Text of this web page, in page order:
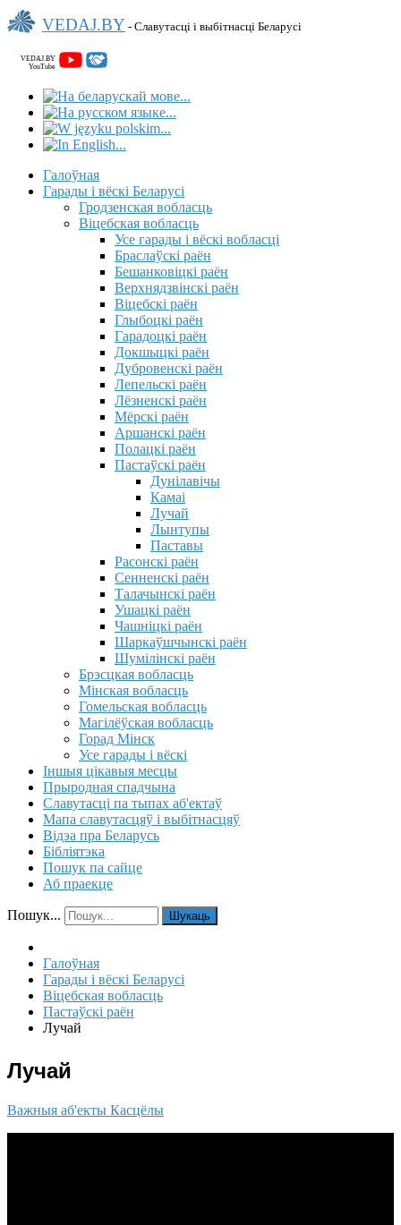
VEDAJ.BY - Славутасці і выбітнасці Беларусі
VEDAJ.BY
YouTube
Галоўная
Гарады і вёскі Беларусі
Гродзенская вобласць
Віцебская вобласць
Усе гарады і вёскі вобласці
Браслаўскі раён
Бешанковіцкі раён
Верхнядзвінскі раён
Віцебскі раён
Глыбоцкі раён
Гарадоцкі раён
Докшыцкі раён
Дубровенскі раён
Лепельскі раён
Лёзненскі раён
Мёрскі раён
Аршанскі раён
Полацкі раён
Пастаўскі раён
Дунілавічы
Камаі
Лучай
Лынтупы
Паставы
Расонскі раён
Сенненскі раён
Талачынскі раён
Ушацкі раён
Чашніцкі раён
Шаркаўшчынскі раён
Шумілінскі раён
Брэсцкая вобласць
Мінская вобласць
Гомельская вобласць
Магілёўская вобласць
Горад Мінск
Усе гарады і вёскі
Іншыя цікавыя месцы
Прыродная спадчына
Славутасці па тыпах аб'ектаў
Мапа славутасцяў і выбітнасцяў
Відэа пра Беларусь
Бібліятэка
Пошук па сайце
Аб праекце
Пошук... Шукаць
Галоўная
Гарады і вёскі Беларусі
Віцебская вобласць
Пастаўскі раён
Лучай
Лучай
Важныя аб'екты Касцёлы